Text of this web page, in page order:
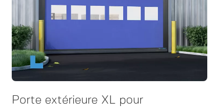
Porte extérieure XL pour